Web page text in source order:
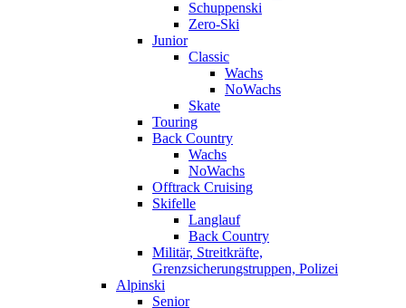
Schuppenski
Zero-Ski
Junior
Classic
Wachs
NoWachs
Skate
Touring
Back Country
Wachs
NoWachs
Offtrack Cruising
Skifelle
Langlauf
Back Country
Militär, Streitkräfte,
Grenzsicherungstruppen, Polizei
Alpinski
Senior